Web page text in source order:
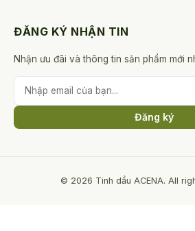
ĐĂNG KÝ NHẬN TIN
Nhận ưu đãi và thông tin sản phẩm mới
Đăng ký
© 2026 Tinh dầu ACENA. All